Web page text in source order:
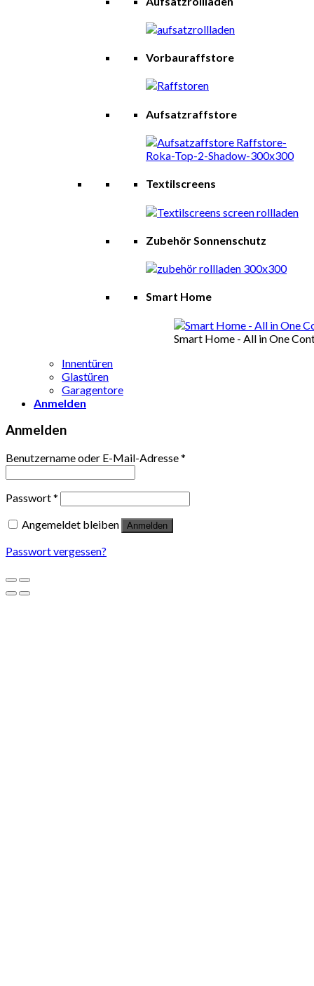
Vorbauraffstore
Aufsatzraffstore
Textilscreens
Zubehör Sonnenschutz
Smart Home
Smart Home - All in One
Innentüren
Glastüren
Garagentore
Anmelden
Anmelden
Benutzername oder E-Mail-Adresse*
Passwort*
Angemeldet bleiben
Anmelden
Passwort vergessen?